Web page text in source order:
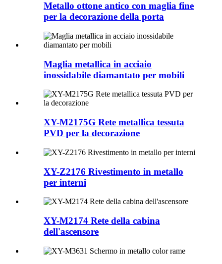
Metallo ottone antico con maglia fine
per la decorazione della porta
Maglia metallica in acciaio
inossidabile diamantato per mobili
XY-M2175G Rete metallica tessuta
PVD per la decorazione
XY-Z2176 Rivestimento in metallo
per interni
XY-M2174 Rete della cabina
dell'ascensore